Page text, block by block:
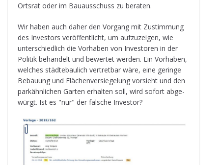
Orts­rat oder im Bau­aus­schuss zu beraten.
Wir haben auch daher den Vor­gang mit Zustim­mung
des Inves­tors ver­öf­fent­licht, um auf­zu­zei­gen, wie
unter­schied­lich die Vor­ha­ben von Inves­to­ren in der
Poli­tik behan­delt und bewer­tet wer­den. Ein Vor­ha­ben,
wel­ches städ­te­bau­lich ver­tret­bar wäre, eine geringe
Bebau­ung und Flä­chen­ver­sie­ge­lung vor­sieht und den
park­ähn­li­chen Gar­ten erhal­ten soll, wird sofort abge­
würgt. Ist es "nur" der fal­sche Investor?